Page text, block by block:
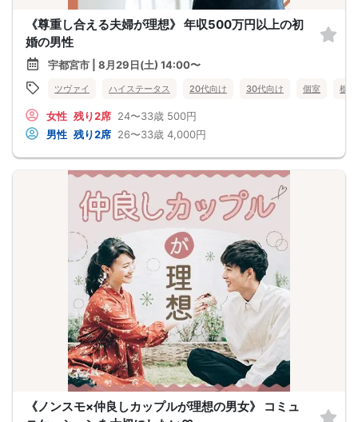
《尊重し合える夫婦が理想》 年収500万円以上の初
婚の男性
宇都宮市 | 8月29日(土) 14:00〜
ツヴァイ ハイステータス 20代向け 30代向け 個室 栃
女性 残り2席 24〜33歳 500円
男性 残り2席 26〜33歳 4,000円
《ノンスモ×仲良しカップルが理想の男女》 コミュ